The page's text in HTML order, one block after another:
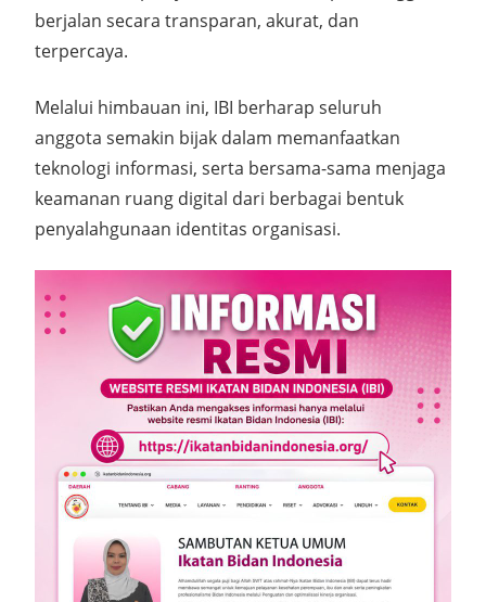
berjalan secara transparan, akurat, dan
terpercaya.
Melalui himbauan ini, IBI berharap seluruh
anggota semakin bijak dalam memanfaatkan
teknologi informasi, serta bersama-sama menjaga
keamanan ruang digital dari berbagai bentuk
penyalahgunaan identitas organisasi.